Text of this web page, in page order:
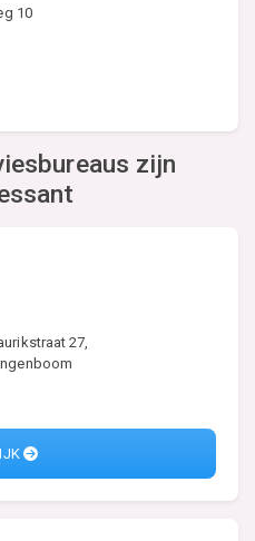
10
zijn
27,